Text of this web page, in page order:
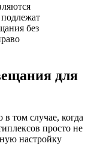
без
для
том случае, когда
просто не
настройку